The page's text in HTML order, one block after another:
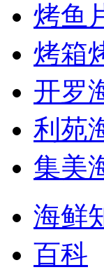
烤鱼
烤箱
开罗
利苑
集美
海鲜
百科